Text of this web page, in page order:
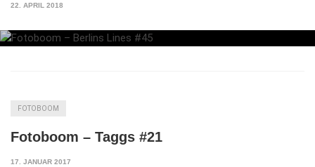
22. APRIL 2018
FOTOBOOM
Fotoboom – Taggs #21
17. JANUAR 2017